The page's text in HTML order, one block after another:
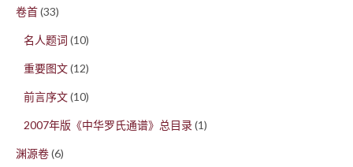
卷首(33)
名人题词 (10)
重要图文(12)
前言序文(10)
2007年版《中华罗氏通谱》总目录(1)
渊源卷(6)